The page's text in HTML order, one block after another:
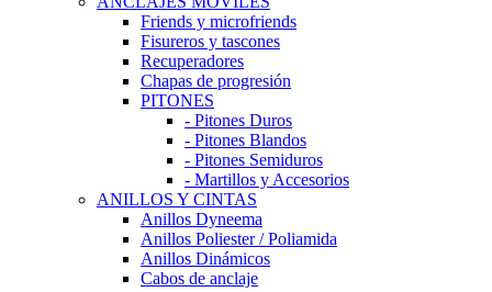
Friends y microfriends
Fisureros y tascones
Recuperadores
Chapas de progresión
PITONES
- Pitones Duros
- Pitones Blandos
- Pitones Semiduros
- Martillos y Accesorios
ANILLOS Y CINTAS
Anillos Dyneema
Anillos Poliester / Poliamida
Anillos Dinámicos
Cabos de anclaje